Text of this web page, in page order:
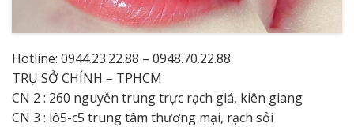
Hotline: 0944.23.22.88 – 0948.70.22.88
TRỤ SỞ CHÍNH – TPHCM
CN 2 : 260 nguyễn trung trực rạch giá, kiên giang
CN 3 : lô5-c5 trung tâm thương mại, rạch sỏi